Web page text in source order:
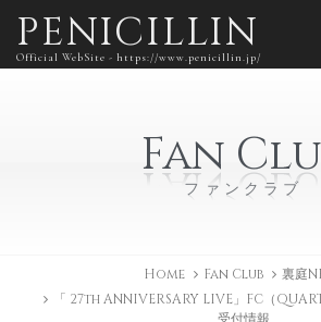
PENICILLIN
Official WebSite - https://www.penicillin.jp/
Fan
ファンクラブ
Home Fan Club
裏庭
「 27th ANNIVERSARY LIVE」FC（